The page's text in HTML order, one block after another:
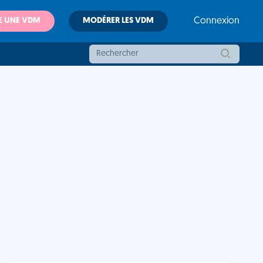
UNE VDM MODÉRER LES VDM Connexion